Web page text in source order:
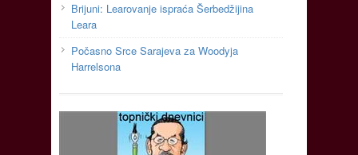
Brijuni: Learovanje ispraća Šerbedžijina
Leara
Počasno Srce Sarajeva za Woodyja
Harrelsona